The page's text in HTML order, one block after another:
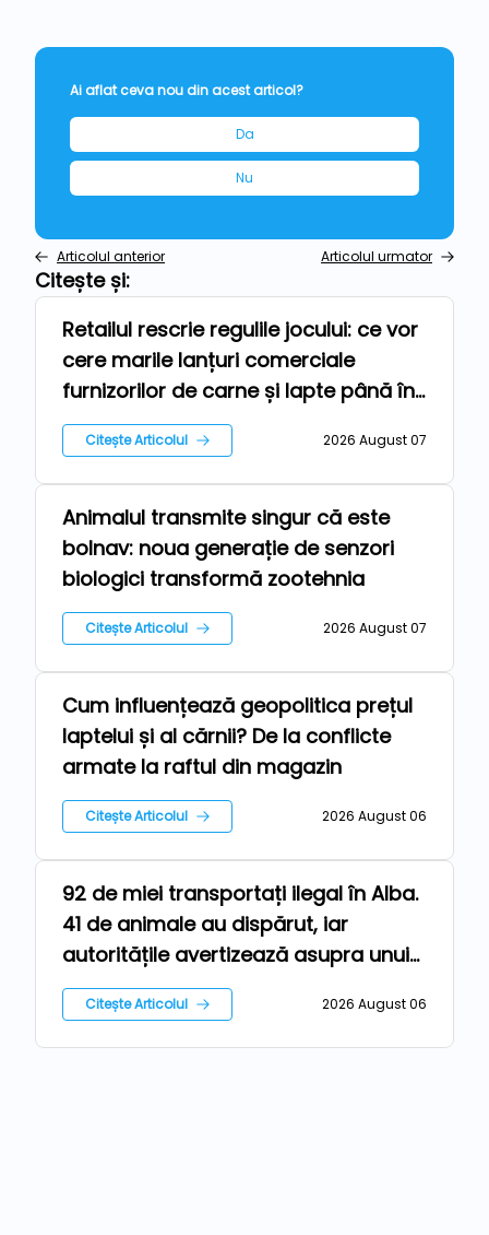
Ai aflat ceva nou din acest articol?
Da
Nu
Articolul anterior Articolul urmator
Citește și:
Repere
Retailul rescrie regulile jocului: ce vor
cere marile lanțuri comerciale
furnizorilor de carne și lapte până în
2030
Citește Articolul 2026 August 07
Tehnologii
Animalul transmite singur că este
bolnav: noua generație de senzori
biologici transformă zootehnia
Citește Articolul 2026 August 07
Stiri
Cum influențează geopolitica prețul
laptelui și al cărnii? De la conflicte
armate la raftul din magazin
Citește Articolul 2026 August 06
Ferma
92 de miei transportați ilegal în Alba.
41 de animale au dispărut, iar
autoritățile avertizează asupra unui
risc epidemiologic major
Citește Articolul 2026 August 06